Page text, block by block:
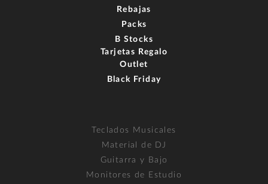
Rebajas
Packs
B Stocks
Tarjetas Regalo
Outlet
Black Friday
Teclados Musicales
Material de DJ
Guitarra y Bajo
Monitores de Estudio